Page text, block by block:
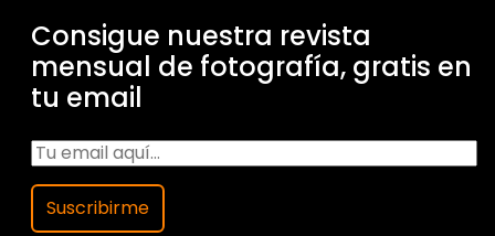
Consigue nuestra revista
mensual de fotografía, gratis en
tu email
Suscribirme